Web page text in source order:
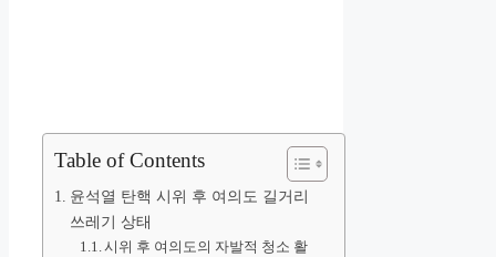
Table of Contents
윤석열 탄핵 시위 후 여의도 길거리
쓰레기 상태
시위 후 여의도의 자발적 청소 활